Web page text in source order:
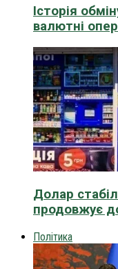
Історія
валютні
Долар
продовжує
Політика